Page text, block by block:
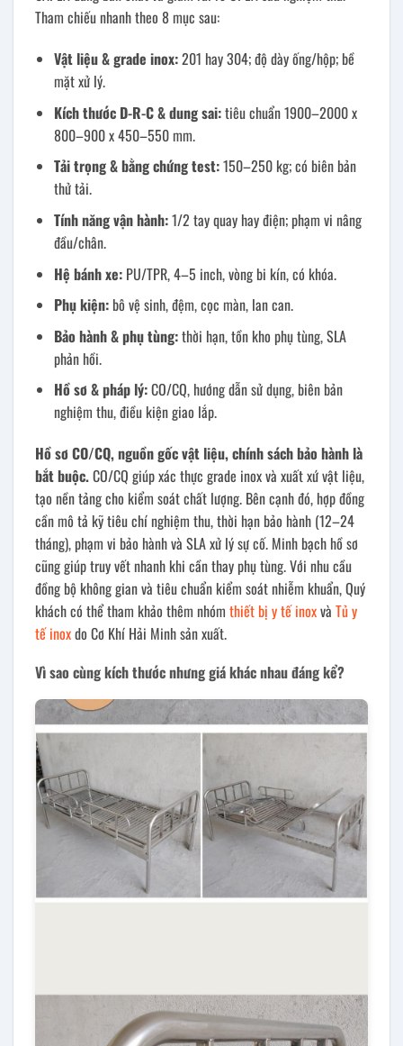
Tham chiếu nhanh theo 8 mục sau:
Vật liệu & grade inox:201 hay 304; độ dày ống/hộp; bề
mặt xử lý.
Kích thước D-R-C & dung sai:tiêu chuẩn 1900–2000 x
800–900 x 450–550 mm.
Tải trọng & bằng chứng test:150–250 kg; có biên bản
thử tải.
Tính năng vận hành:1/2 tay quay hay điện; phạm vi nâng
đầu/chân.
Hệ bánh xe:PU/TPR, 4–5 inch, vòng bi kín, có khóa.
Phụ kiện:bô vệ sinh, đệm, cọc màn, lan can.
Bảo hành & phụ tùng:thời hạn, tồn kho phụ tùng, SLA
phản hồi.
Hồ sơ & pháp lý:CO/CQ, hướng dẫn sử dụng, biên bản
nghiệm thu, điều kiện giao lắp.
Hồ sơ CO/CQ, nguồn gốc vật liệu, chính sách bảo hành là
bắt buộc.CO/CQ giúp xác thực grade inox và xuất xứ vật liệu,
tạo nền tảng cho kiểm soát chất lượng. Bên cạnh đó, hợp đồng
cần mô tả kỹ tiêu chí nghiệm thu, thời hạn bảo hành (12–24
tháng), phạm vi bảo hành và SLA xử lý sự cố. Minh bạch hồ sơ
cũng giúp truy vết nhanh khi cần thay phụ tùng. Với nhu cầu
đồng bộ không gian và tiêu chuẩn kiểm soát nhiễm khuẩn, Quý
khách có thể tham khảo thêm nhóm thiết bị y tế inoxvà Tủ y
tế inoxdo Cơ Khí Hải Minh sản xuất.
Vì sao cùng kích thước nhưng giá khác nhau đáng kể?